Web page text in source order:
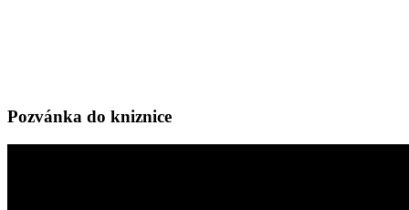
Pozvánka do kniznice